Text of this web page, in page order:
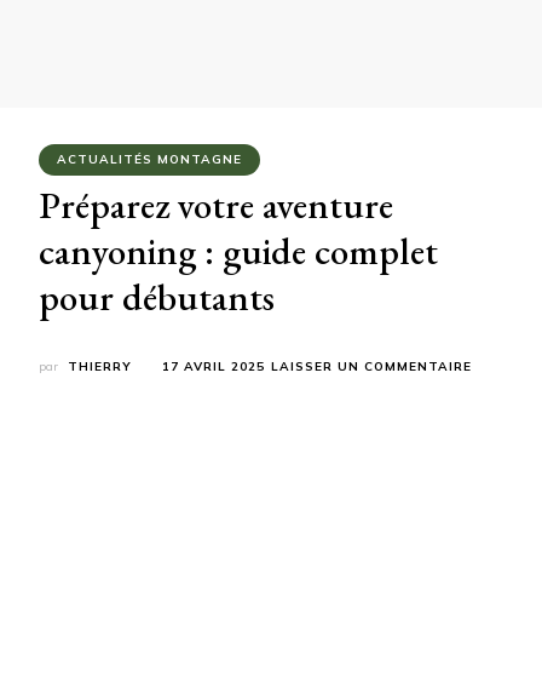
ACTUALITÉS MONTAGNE
Préparez votre aventure
canyoning : guide complet
pour débutants
par THIERRY 17 AVRIL 2025 LAISSER UN COMMENTAIRE